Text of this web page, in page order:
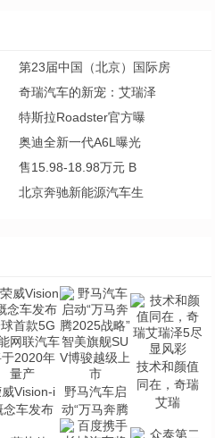
第23届中国（北京）国际房
奇瑞汽车的新宠：艾瑞泽
特斯拉Roadster官方曝
奥迪全新一代A6L曝光
售15.98-18.98万元 B
北京奔驰新能源汽车生
Vision-i
念车发布
野马汽车启
动“万马奔腾
技术和颜值
同在，奇瑞
艾瑞